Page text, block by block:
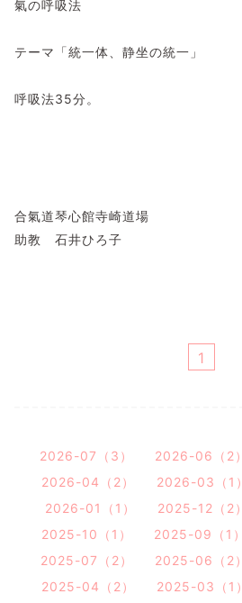
氣の呼吸法
テーマ「統一体、静坐の統一」
呼吸法35分。
合氣道琴心館寺崎道場
助教 石井ひろ子
1
2026-07（3） 2026-06（2）
2026-04（2）
2026-03（1）
2026-01（1）
2025-12（2）
2025-10（1）
2025-09（1）
2025-07（2）
2025-06（2）
2025-04（2）
2025-03（1）